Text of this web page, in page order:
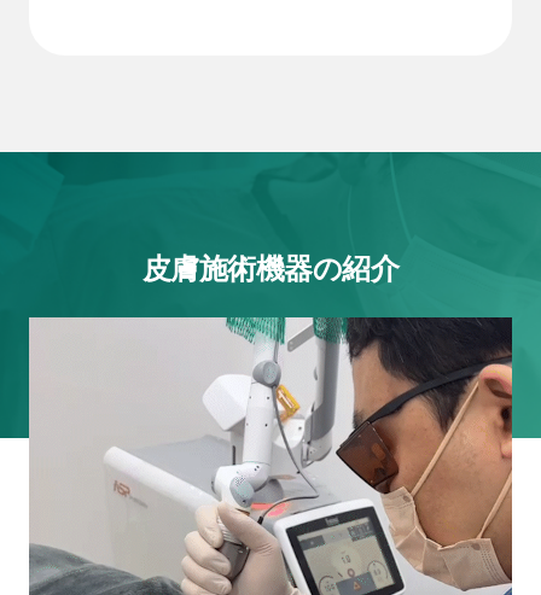
皮膚施術機器の紹介